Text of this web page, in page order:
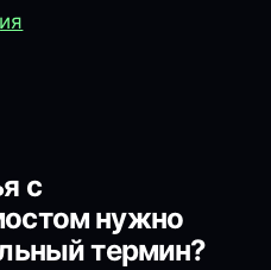
с
нужно
термин?